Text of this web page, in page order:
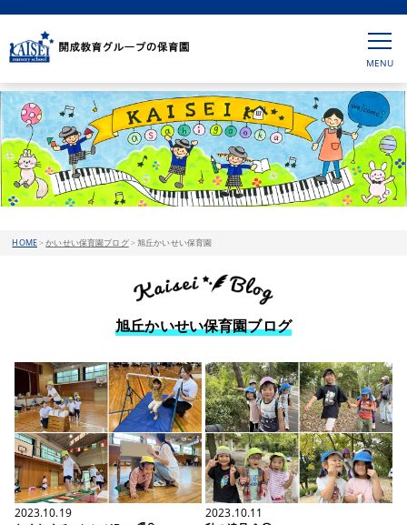
HOME>かいせい保育園ブログ>旭丘かいせい保育園
旭丘かいせい保育園ブログ
2023.10.19 2023.10.11